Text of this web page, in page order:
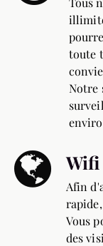
toute
Notre
Afin
Vous
des